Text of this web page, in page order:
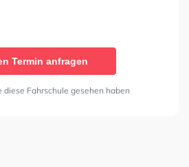
Termin anfragen
diese Fahrschule gesehen haben